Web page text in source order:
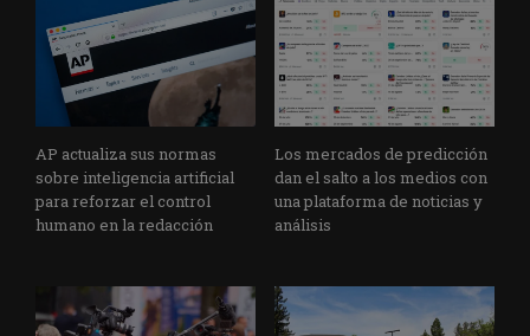
AP actualiza sus normas
sobre inteligencia artificial
para reforzar el control
humano en la redacción
Los mercados de predicción
dan el salto a los medios con
una plataforma de noticias y
análisis